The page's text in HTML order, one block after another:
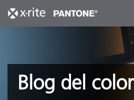
Blog del color